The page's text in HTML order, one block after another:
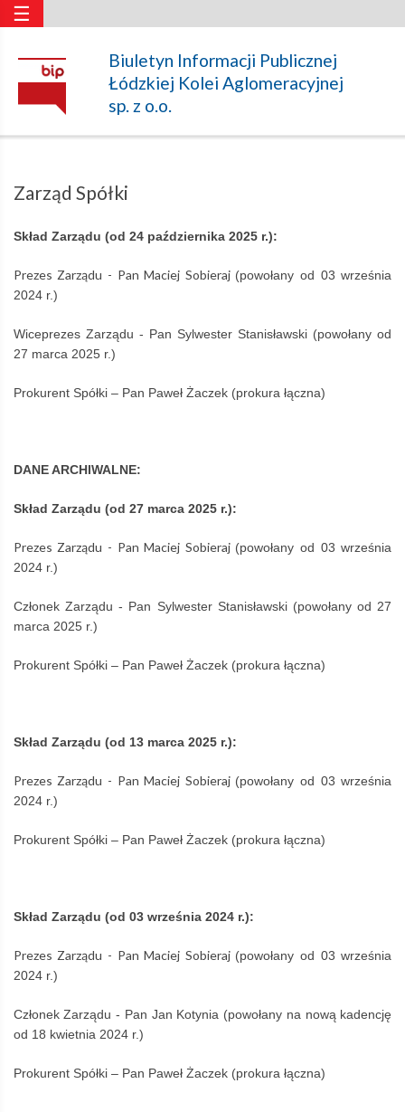
Zarząd
Spółki
Łódzka
Kolej
Aglomeracyjna
Biuletyn Informacji Publicznej
Łódzkiej Kolei Aglomeracyjnej
sp. z o.o.
☰
Zarząd Spółki
Skład Zarządu (od 24 października 2025 r.):
Prezes Zarządu - Pan Maciej Sobieraj (powołany od 03 września
2024 r.)
Wiceprezes Zarządu - Pan Sylwester Stanisławski (powołany od
27 marca 2025 r.)
Prokurent Spółki – Pan Paweł Żaczek (prokura łączna)
DANE ARCHIWALNE:
Skład Zarządu (od 27 marca 2025 r.):
Prezes Zarządu - Pan Maciej Sobieraj (powołany od 03 września
2024 r.)
Członek Zarządu - Pan Sylwester Stanisławski (powołany od 27
marca 2025 r.)
Prokurent Spółki – Pan Paweł Żaczek (prokura łączna)
Skład Zarządu (od 13 marca 2025 r.):
Prezes Zarządu - Pan Maciej Sobieraj (powołany od 03 września
2024 r.)
Prokurent Spółki – Pan Paweł Żaczek (prokura łączna)
Skład Zarządu (od 03 września 2024 r.):
Prezes Zarządu - Pan Maciej Sobieraj (powołany od 03 września
2024 r.)
Członek Zarządu - Pan Jan Kotynia (powołany na nową kadencję
od 18 kwietnia 2024 r.)
Prokurent Spółki – Pan Paweł Żaczek (prokura łączna)